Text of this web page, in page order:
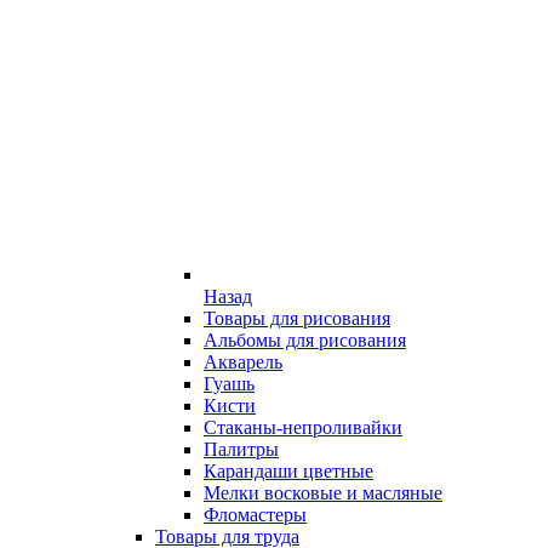
Назад
Товары для рисования
Альбомы для рисования
Акварель
Гуашь
Кисти
Стаканы-непроливайки
Палитры
Карандаши цветные
Мелки восковые и масляные
Фломастеры
Товары для труда